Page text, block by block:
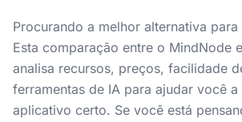
Procurando a melhor alternativa
Esta comparação entre o MindNode
analisa recursos, preços, facilidade
ferramentas de IA para ajudar você a
aplicativo certo. Se você está